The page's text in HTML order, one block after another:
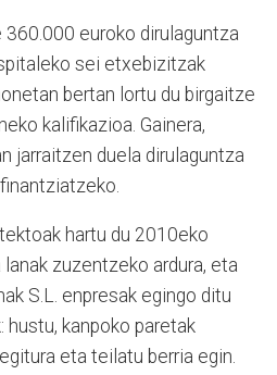
360.000 euroko dirulaguntza
sei etxebizitzak
bertan lortu du birgaitze
kalifikazioa. Gainera,
jarraitzen duela dirulaguntza
hartu du 2010eko
zuzentzeko ardura, eta
S.L. enpresak egingo ditu
hustu, kanpoko paretak
eta teilatu berria egin.